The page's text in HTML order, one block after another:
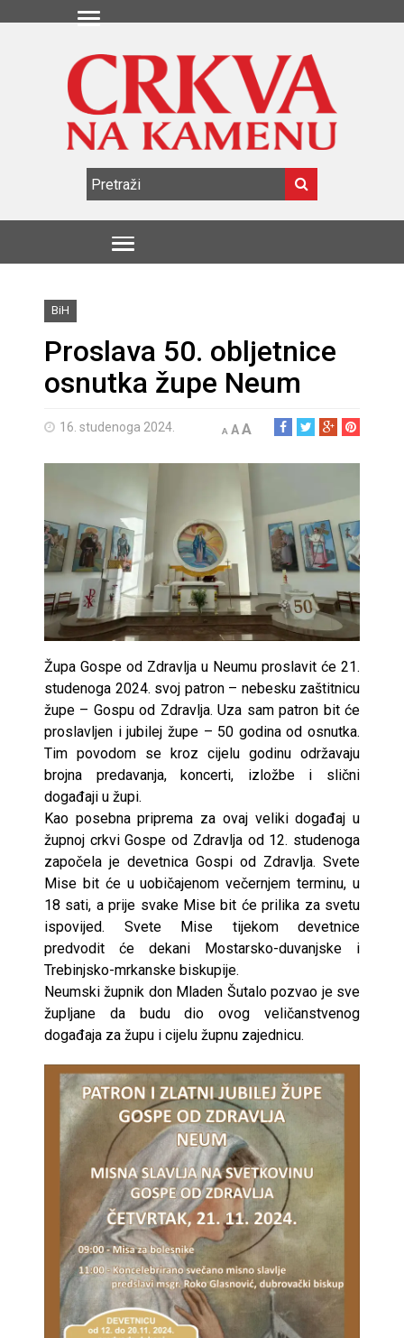
BiH
Proslava 50. obljetnice
osnutka župe Neum
16. studenoga 2024. A AA
Župa Gospe od Zdravlja u Neumu proslavit će 21.
studenoga 2024. svoj patron – nebesku zaštitnicu
župe – Gospu od Zdravlja. Uza sam patron bit će
proslavljen i jubilej župe – 50 godina od osnutka.
Tim povodom se kroz cijelu godinu održavaju
brojna predavanja, koncerti, izložbe i slični
događaji u župi.
Kao posebna priprema za ovaj veliki događaj u
župnoj crkvi Gospe od Zdravlja od 12. studenoga
započela je devetnica Gospi od Zdravlja. Svete
Mise bit će u uobičajenom večernjem terminu, u
18 sati, a prije svake Mise bit će prilika za svetu
ispovijed. Svete Mise tijekom devetnice
predvodit će dekani Mostarsko-duvanjske i
Trebinjsko-mrkanske biskupije.
Neumski župnik don Mladen Šutalo pozvao je sve
župljane da budu dio ovog veličanstvenog
događaja za župu i cijelu župnu zajednicu.